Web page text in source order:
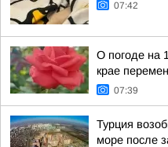
07:42
О погоде на
крае
07:39
Турция
море после